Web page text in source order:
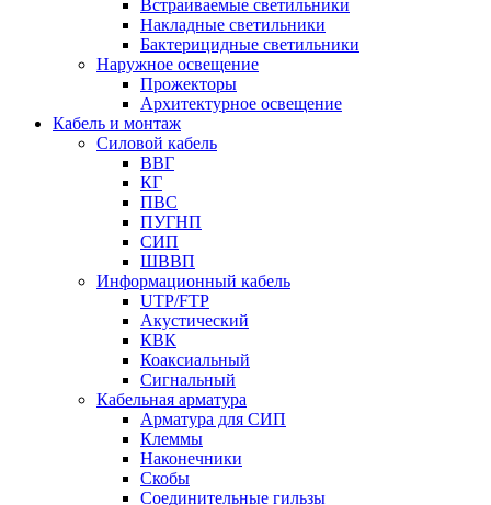
Встраиваемые светильники
Накладные светильники
Бактерицидные светильники
Наружное освещение
Прожекторы
Архитектурное освещение
Кабель и монтаж
Силовой кабель
ВВГ
КГ
ПВС
ПУГНП
СИП
ШВВП
Информационный кабель
UTP/FTP
Акустический
КВК
Коаксиальный
Сигнальный
Кабельная арматура
Арматура для СИП
Клеммы
Наконечники
Скобы
Соединительные гильзы